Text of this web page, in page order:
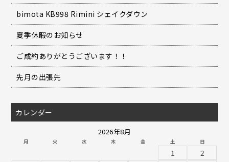
bimota KB998 Rimini シェイクダウン
夏季休暇のお知らせ
ご成約ありがとうございます！！
先月の出張先
カレンダー
2026年8月
月 火 水 木 金 土 日
1
2